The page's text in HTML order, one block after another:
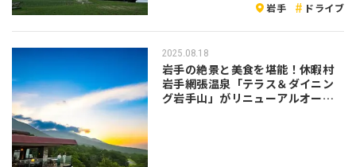
岩手 ドライブ
2025.08.18
岩手の絶景と美食を堪能！休暇村
岩手網張温泉「テラス＆ダイニン
グ岩手山」がリニューアルオープ